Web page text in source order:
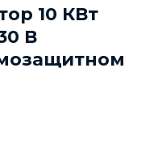
10 КВт
В